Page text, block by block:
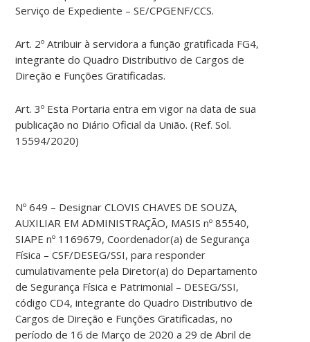
Serviço de Expediente – SE/CPGENF/CCS.
Art. 2º Atribuir à servidora a função gratificada FG4,
integrante do Quadro Distributivo de Cargos de
Direção e Funções Gratificadas.
Art. 3º Esta Portaria entra em vigor na data de sua
publicação no Diário Oficial da União. (Ref. Sol.
15594/2020)
Nº 649 – Designar CLOVIS CHAVES DE SOUZA,
AUXILIAR EM ADMINISTRAÇÃO, MASIS nº 85540,
SIAPE nº 1169679, Coordenador(a) de Segurança
Física – CSF/DESEG/SSI, para responder
cumulativamente pela Diretor(a) do Departamento
de Segurança Física e Patrimonial – DESEG/SSI,
código CD4, integrante do Quadro Distributivo de
Cargos de Direção e Funções Gratificadas, no
período de 16 de Março de 2020 a 29 de Abril de